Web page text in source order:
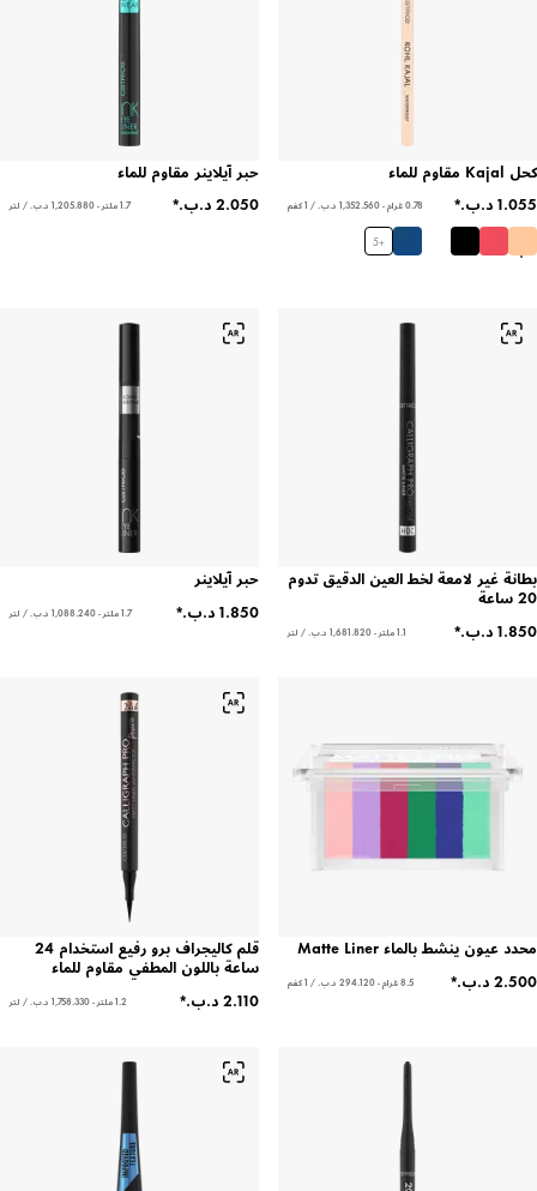
كحل Kajal مقاوم للماء
0.78 غرام - ‏1,352.560 د.ب.‏ / 1 كغم
+
5
حبر آيلاينر مقاوم للماء
1.7 ملتر - ‏1,205.880 د.ب.‏ / لتر
بطانة غير لامعة لخط العين الدقيق تدوم
20 ساعة
1.1 ملتر - ‏1,681.820 د.ب.‏ / لتر
حبر آيلاينر
1.7 ملتر - ‏1,088.240 د.ب.‏ / لتر
محدد عيون ينشط بالماء Matte Liner
8.5 غرام - ‏294.120 د.ب.‏ / 1 كغم
قلم كاليجراف برو رفيع استخدام 24
ساعة باللون المطفي مقاوم للماء
1.2 ملتر - ‏1,758.330 د.ب.‏ / لتر